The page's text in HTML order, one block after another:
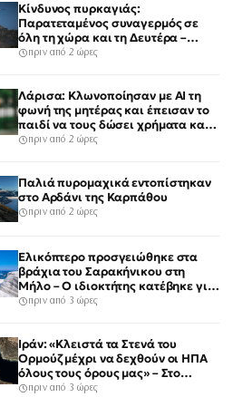
Κίνδυνος πυρκαγιάς:
Παρατεταμένος συναγερμός σε
όλη τη χώρα και τη Δευτέρα –
Αναμένονται άνεμοι 9 μποφόρ
πριν από 2 ώρες
Λάρισα: Κλωνοποίησαν με AI τη
φωνή της μητέρας και έπεισαν το
παιδί να τους δώσει χρήματα και
κοσμήματα
πριν από 2 ώρες
Παλιά πυρομαχικά εντοπίστηκαν
στο Αρδάνι της Καρπάθου
πριν από 2 ώρες
Ελικόπτερο προσγειώθηκε στα
βράχια του Σαρακήνικου στη
Μήλο – Ο ιδιοκτήτης κατέβηκε για
μπάνιο
πριν από 3 ώρες
Ιράν: «Κλειστά τα Στενά του
Ορμούζ μέχρι να δεχθούν οι ΗΠΑ
όλους τους όρους μας» – Στο
τραπέζι συμφωνία για το άνοιγμα
πριν από 3 ώρες